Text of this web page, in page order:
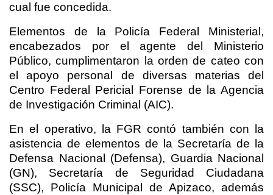
cual fue concedida.
Elementos de la Policía Federal Ministerial,
encabezados por el agente del Ministerio
Público, cumplimentaron la orden de cateo con
el apoyo personal de diversas materias del
Centro Federal Pericial Forense de la Agencia
de Investigación Criminal (AIC).
En el operativo, la FGR contó también con la
asistencia de elementos de la Secretaría de la
Defensa Nacional (Defensa), Guardia Nacional
(GN), Secretaría de Seguridad Ciudadana
(SSC), Policía Municipal de Apizaco, además